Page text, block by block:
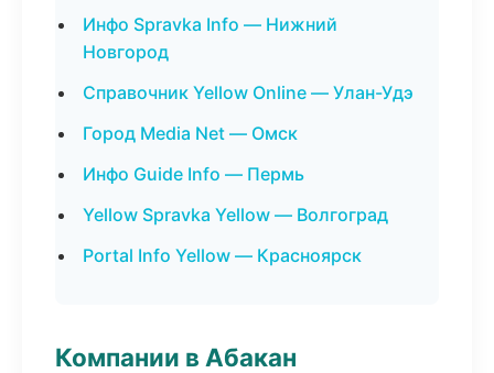
Инфо Spravka Info — Нижний
Новгород
Справочник Yellow Online — Улан-Удэ
Город Media Net — Омск
Инфо Guide Info — Пермь
Yellow Spravka Yellow — Волгоград
Portal Info Yellow — Красноярск
Компании в Абакан